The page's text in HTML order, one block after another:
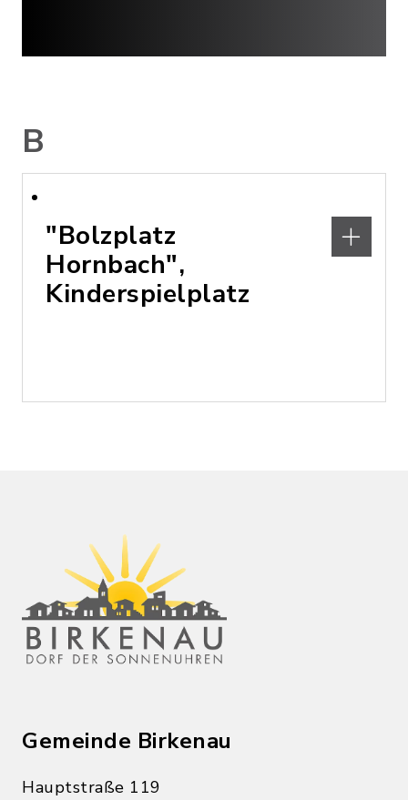
B
"Bolzplatz
Hornbach",
Kinderspielplatz
Gemeinde Birkenau
Hauptstraße 119